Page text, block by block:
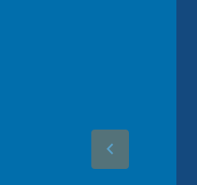
keyboard_arrow_left